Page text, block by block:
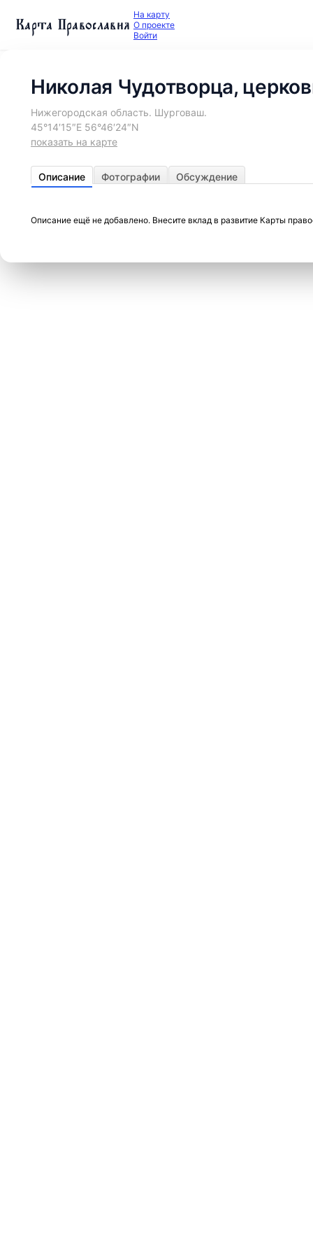
Карта Православия На карту
О проекте
Войти
Николая Чудотворца,
Нижегородская область. Шурговаш.
45°14′15″E 56°46′24″N
показать на карте
Описание Фотографии Обсуждение
Описание ещё не добавлено. Внесите вклад в развитие Карты